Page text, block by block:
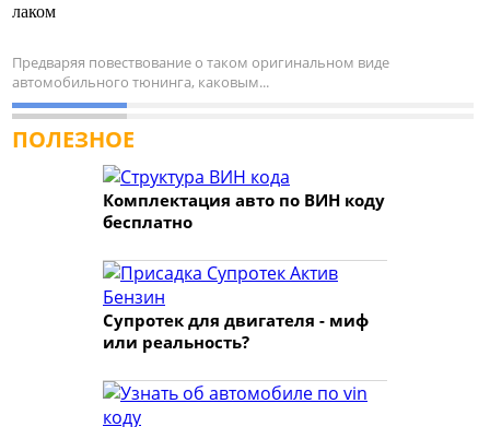
лаком
Предваряя повествование о таком оригинальном виде
автомобильного тюнинга, каковым...
ПОЛЕЗНОЕ
Комплектация авто по ВИН коду
бесплатно
Супротек для двигателя - миф
или реальность?